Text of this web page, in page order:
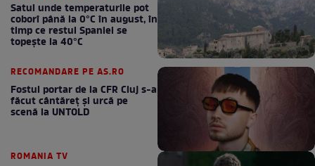
Satul unde temperaturile pot
coborî până la 0°C în august, în
timp ce restul Spaniei se
topește la 40°C
RECOMANDARE PE AS.RO
Fostul portar de la CFR Cluj s-a
făcut cântăreţ şi urcă pe
scenă la UNTOLD
ROMANIA TV